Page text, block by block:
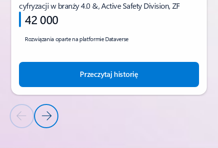
Poprzedni slajdNastępny slajd
cyfryzacji w branży 4.0 &, Active Safety Division, ZF
42 000
Rozwiązania oparte na platformie Dataverse
Przeczytaj historię